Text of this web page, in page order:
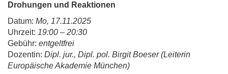
Drohungen und Reaktionen
Datum: Mo, 17.11.2025
Uhrzeit: 19:00 – 20:30
Gebühr: entgeltfrei
Dozentin: Dipl. jur., Dipl. pol. Birgit Boeser (Leiterin
Europäische Akademie München)